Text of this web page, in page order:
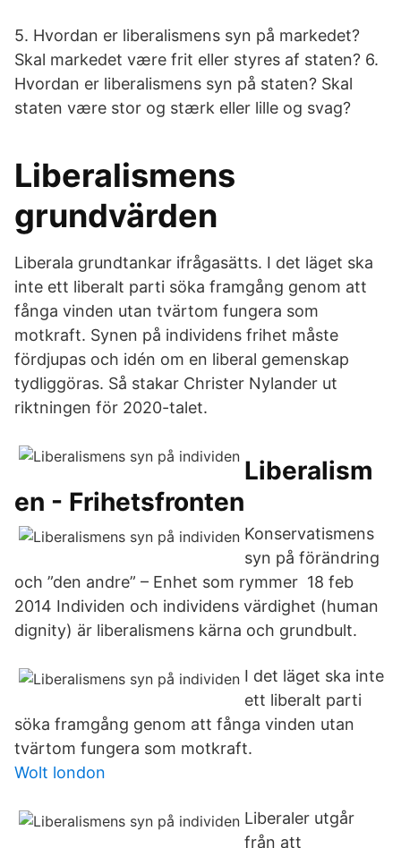
5. Hvordan er liberalismens syn på markedet?
Skal markedet være frit eller styres af staten? 6.
Hvordan er liberalismens syn på staten? Skal
staten være stor og stærk eller lille og svag?
Liberalismens
grundvärden
Liberala grundtankar ifrågasätts. I det läget ska
inte ett liberalt parti söka framgång genom att
fånga vinden utan tvärtom fungera som
motkraft. Synen på individens frihet måste
fördjupas och idén om en liberal gemenskap
tydliggöras. Så stakar Christer Nylander ut
riktningen för 2020-talet.
Liberalism
en - Frihetsfronten
Konservatismens
syn på förändring
och ”den andre” – Enhet som rymmer 18 feb
2014 Individen och individens värdighet (human
dignity) är liberalismens kärna och grundbult.
I det läget ska inte
ett liberalt parti
söka framgång genom att fånga vinden utan
tvärtom fungera som motkraft.
Wolt london
Liberaler utgår
från att